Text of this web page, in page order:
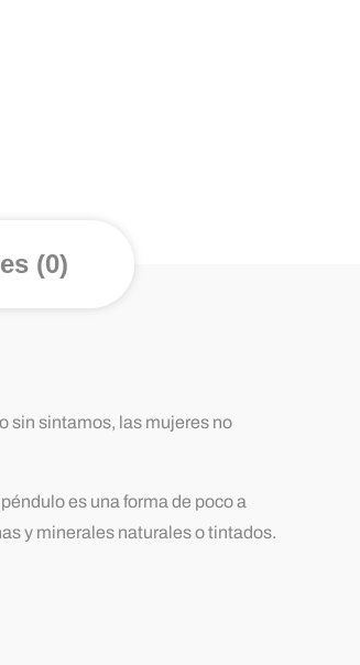
(0)
sin sintamos, las mujeres no
es una forma de poco a
y minerales naturales o tintados.